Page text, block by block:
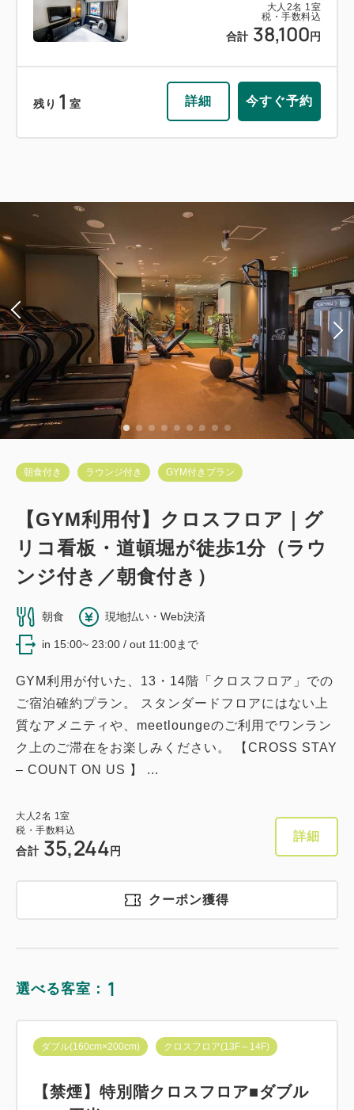
大人 2名 1室
税・手数料込
合計 38,100 円
残り 1 室 詳細 今すぐ予約
朝食付き ラウンジ付き GYM付きプラン
【GYM利用付】クロスフロア｜グ
リコ看板・道頓堀が徒歩1分（ラウ
ンジ付き／朝食付き）
朝食 現地払い・Web決済
in 15:00~ 23:00 / out 11:00まで
GYM利用が付いた、13・14階「クロスフロア」での
ご宿泊確約プラン。 スタンダードフロアにはない上
質なアメニティや、meetloungeのご利用でワンラン
ク上のご滞在をお楽しみください。 【CROSS STAY
– COUNT ON US 】 ...
大人 2名 1 室
税・手数料込
合計 35,244円
詳細
クーポン獲得
選べる客室： 1
ダブル(160cm×200cm) クロスフロア(13F～14F)
【禁煙】特別階クロスフロア■ダブル